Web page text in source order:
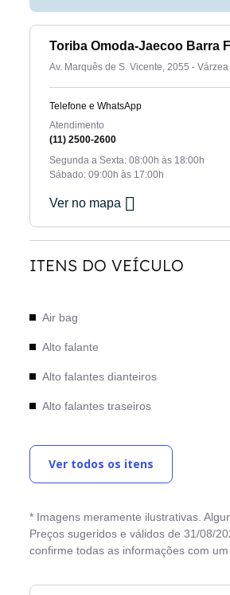
Toriba Omoda-Jaecoo Barra
Av. Marquês de S. Vicente, 2055 -
Telefone e WhatsApp
Atendimento
(11) 2500-2600
Segunda a Sexta: 08:00h às 18:00h
Sábado: 09:00h às 17:00h
Ver no mapa
ITENS DO VEÍCULO
Air bag
Alto falante
Alto falantes dianteiros
Alto falantes traseiros
Bancos de couro
Chave cópia
Computador de bordo
Desembaçador traseiro
Ver todos os itens
* Imagens meramente ilustrativas.
Preços sugeridos e válidos de 31/08/
confirme todas as informações com